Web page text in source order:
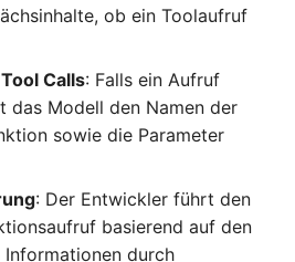
ob ein Toolaufruf
Calls: Falls ein Aufruf
das Modell den Namen der
sowie die Parameter
: Der Entwickler führt den
basierend auf den
durch